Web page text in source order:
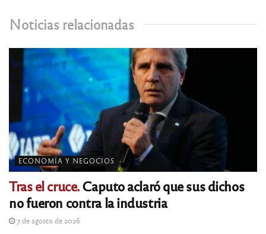
Noticias relacionadas
ECONOMÍA Y NEGOCIOS
Tras el cruce.Caputo aclaró que sus dichos
no fueron contra la industria
7 de agosto de 2026